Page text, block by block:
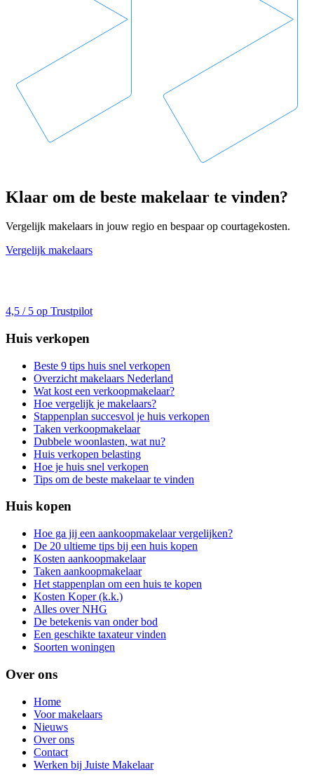
Klaar om de beste makelaar te vinden?
Vergelijk makelaars in jouw regio en bespaar op courtagekosten.
Vergelijk makelaars
4,5 / 5 op Trustpilot
Huis verkopen
Beste 9 tips huis snel verkopen
Overzicht makelaars Nederland
Wat kost een verkoopmakelaar?
Hoe vergelijk je makelaars?
Stappenplan succesvol je huis verkopen
Taken verkoopmakelaar
Dubbele woonlasten, wat nu?
Huis verkopen belasting
Hoe je huis snel verkopen
Tips om de beste makelaar te vinden
Huis kopen
Hoe ga jij een aankoopmakelaar vergelijken?
De 20 ultieme tips bij een huis kopen
Kosten aankoopmakelaar
Taken aankoopmakelaar
Het stappenplan om een huis te kopen
Kosten Koper (k.k.)
Alles over NHG
De betekenis van onder bod
Een geschikte taxateur vinden
Soorten woningen
Over ons
Home
Voor makelaars
Nieuws
Over ons
Contact
Werken bij Juiste Makelaar